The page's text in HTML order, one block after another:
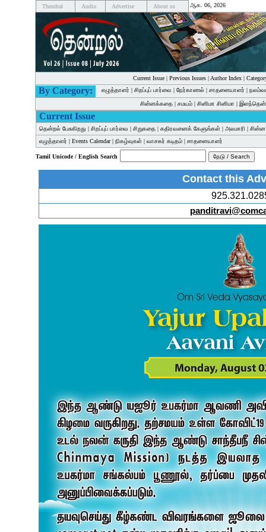
Thendral Audio Advertise About us ஆக. 06, 2026
Current Issue| Previous Issues| Author Index|
By Category: எழுத்தாளர் | சிறப்புப் பார்வை | நேர்காணல் | சாதனையாளர் |
சின்னக்கதை | சமயம் | சினிமா சினிமா |
Current Issue
தென்றல் பேசுகிறது | சிறப்புப் பார்வை | சிறுகதை | கதிரவனைக் கேளுங்கள் | அலமாரி |
எழுத்தாளர் | Events Calendar| நிகழ்வுகள் | வாசகர் கடிதம் | சாதனையாளர்
Tamil Unicode / English Search
Contact this